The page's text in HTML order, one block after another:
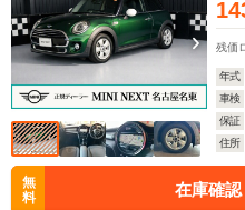
残価
年式
車検
保証
住所
無
料
在庫確